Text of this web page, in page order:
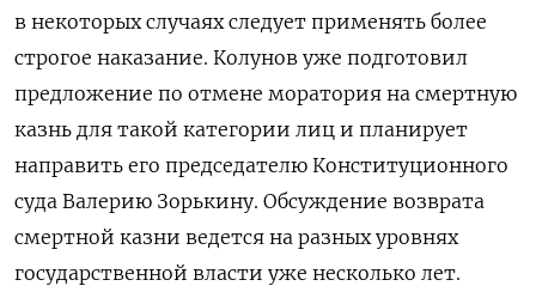
в некоторых случаях следует применять более
строгое наказание. Колунов уже подготовил
предложение по отмене моратория на смертную
казнь для такой категории лиц и планирует
направить его председателю Конституционного
суда Валерию Зорькину. Обсуждение возврата
смертной казни ведется на разных уровнях
государственной власти уже несколько лет.